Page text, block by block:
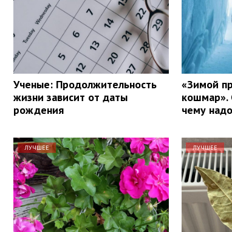
Ученые: Продолжительность
жизни зависит от даты
рождения
«Зимой
кошмар».
чему
ЛУЧШЕЕ ЛУЧШЕЕ